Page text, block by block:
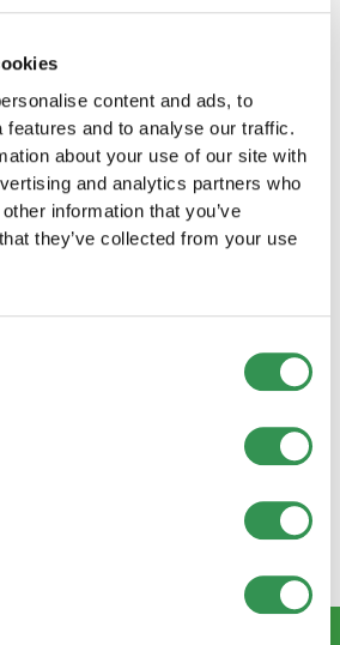
content and ads, to
features and to analyse our traffic.
about your use of our site with
and analytics partners who
information that you’ve
they’ve collected from your use
stable
qui peuvent faire passer
de responsabilité,
Sàrl est un choix de premier
Si vous menez le
légales, rien ne
entrepreneuriale.